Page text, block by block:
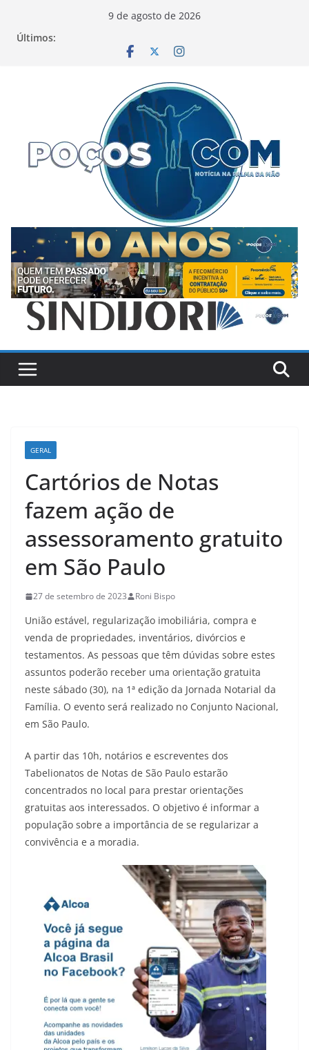
9 de agosto de 2026
Últimos:
GERAL
Cartórios de Notas
fazem ação de
assessoramento gratuito
em São Paulo
27 de setembro de 2023 Roni Bispo
União estável, regularização imobiliária, compra e
venda de propriedades, inventários, divórcios e
testamentos. As pessoas que têm dúvidas sobre estes
assuntos poderão receber uma orientação gratuita
neste sábado (30), na 1ª edição da Jornada Notarial da
Família. O evento será realizado no Conjunto Nacional,
em São Paulo.
A partir das 10h, notários e escreventes dos
Tabelionatos de Notas de São Paulo estarão
concentrados no local para prestar orientações
gratuitas aos interessados. O objetivo é informar a
população sobre a importância de se regularizar a
convivência e a moradia.